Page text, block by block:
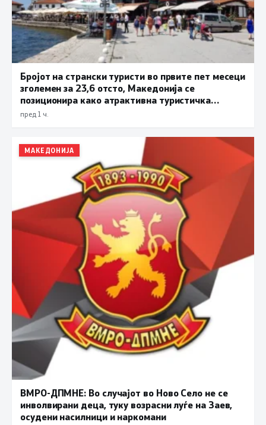
Бројот на странски туристи во првите пет месеци
зголемен за 23,6 отсто, Македонија се
позиционира како атрактивна туристичка
дестинација
пред 1 ч.
МАКЕДОНИЈА
ВМРО-ДПМНЕ: Во случајот во Ново Село не се
инволвирани деца, туку возрасни луѓе на Заев,
осудени насилници и наркомани